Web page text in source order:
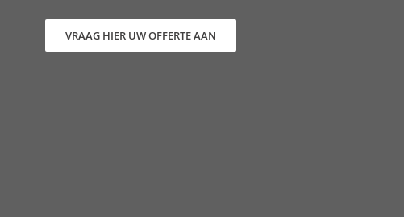
VRAAG HIER UW OFFERTE AAN